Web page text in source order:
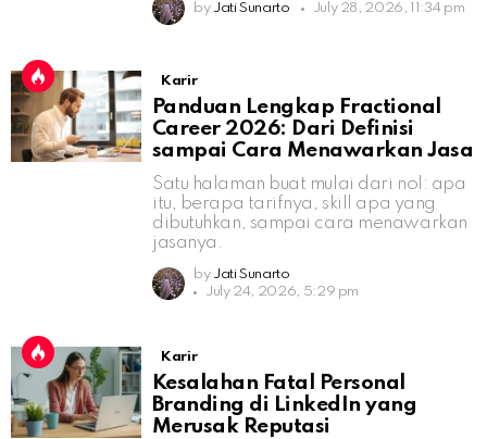
by Jati Sunarto July 28, 2026, 11:34 pm
Karir
Panduan Lengkap Fractional
Career 2026: Dari Definisi
sampai Cara Menawarkan Jasa
Satu halaman buat mulai dari nol: apa
itu, berapa tarifnya, skill apa yang
dibutuhkan, sampai cara menawarkan
jasanya.
by Jati Sunarto
July 24, 2026, 5:29 pm
Karir
Kesalahan Fatal Personal
Branding di LinkedIn yang
Merusak Reputasi